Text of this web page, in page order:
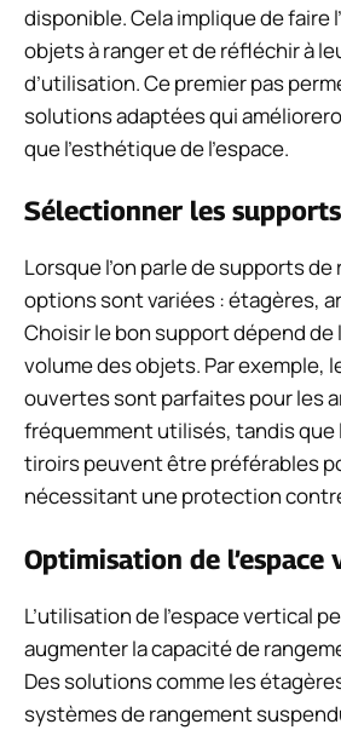
disponible. Cela implique de faire
objets à ranger et de réfléchir à
d’utilisation. Ce premier pas
solutions adaptées qui
que l’esthétique de l’espace.
Sélectionner les
Lorsque l’on parle de supports
options sont variées : étagères,
Choisir le bon support dépend de
volume des objets. Par exemple,
ouvertes sont parfaites pour les
fréquemment utilisés, tandis que
tiroirs peuvent être préférables
nécessitant une protection
Optimisation de l’espace
L’utilisation de l’espace vertical
augmenter la capacité de
Des solutions comme les
systèmes de rangement